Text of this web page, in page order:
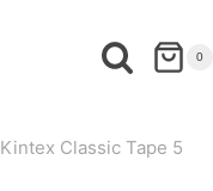
0
Kintex Classic Tape 5